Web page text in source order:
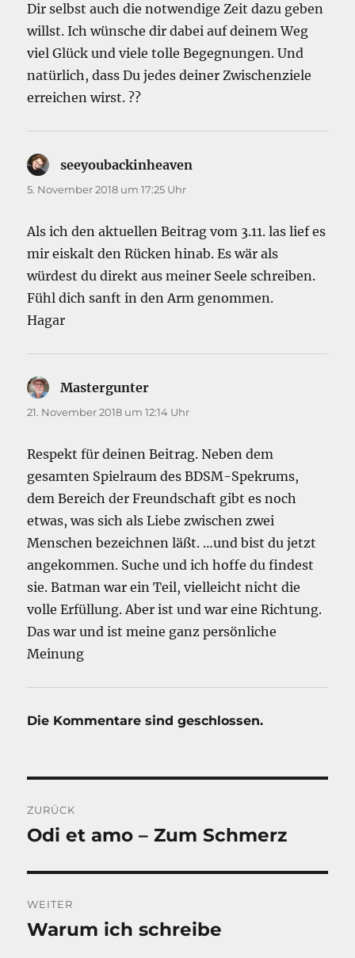
Dir selbst auch die notwendige Zeit dazu geben
willst. Ich wünsche dir dabei auf deinem Weg
viel Glück und viele tolle Begegnungen. Und
natürlich, dass Du jedes deiner Zwischenziele
erreichen wirst. ??
seeyoubackinheaven
5. November 2018 um 17:25 Uhr
Als ich den aktuellen Beitrag vom 3.11. las lief es
mir eiskalt den Rücken hinab. Es wär als
würdest du direkt aus meiner Seele schreiben.
Fühl dich sanft in den Arm genommen.
Hagar
Mastergunter
21. November 2018 um 12:14 Uhr
Respekt für deinen Beitrag. Neben dem
gesamten Spielraum des BDSM-Spekrums,
dem Bereich der Freundschaft gibt es noch
etwas, was sich als Liebe zwischen zwei
Menschen bezeichnen läßt. …und bist du jetzt
angekommen. Suche und ich hoffe du findest
sie. Batman war ein Teil, vielleicht nicht die
volle Erfüllung. Aber ist und war eine Richtung.
Das war und ist meine ganz persönliche
Meinung
Die Kommentare sind geschlossen.
ZURÜCK
Vorheriger
Odi et amo – Zum Schmerz
WEITER
Nächster
Warum ich schreibe